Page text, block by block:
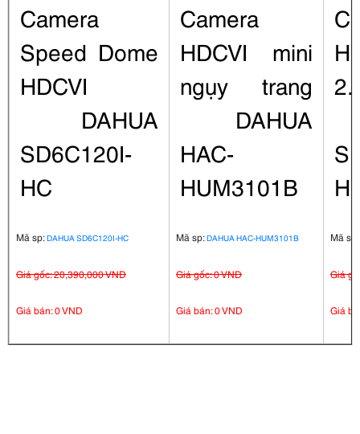
Camera
Speed Dome
HDCVI
DAHUA
SD6C120I-
HC
Mã sp:DAHUA SD6C120I-HC
Giá gốc: 20,390,000 VND
Giá bán: 0 VND
Camera
HDCVI mini
ngụy trang
DAHUA
HAC-
HUM3101B
Mã sp:DAHUA HAC-HUM3101B
Giá gốc: 0 VND
Giá bán: 0 VND
Mã sp:
Giá
Giá